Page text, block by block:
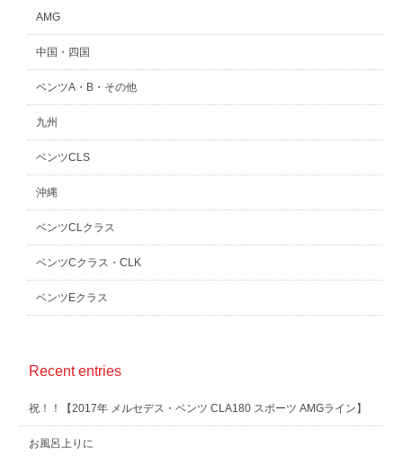
AMG
中国・四国
ベンツA・B・その他
九州
ベンツCLS
沖縄
ベンツCLクラス
ベンツCクラス・CLK
ベンツEクラス
Recent entries
祝！！【2017年 メルセデス・ベンツ CLA180 スポーツ AMGライン】
お風呂上りに